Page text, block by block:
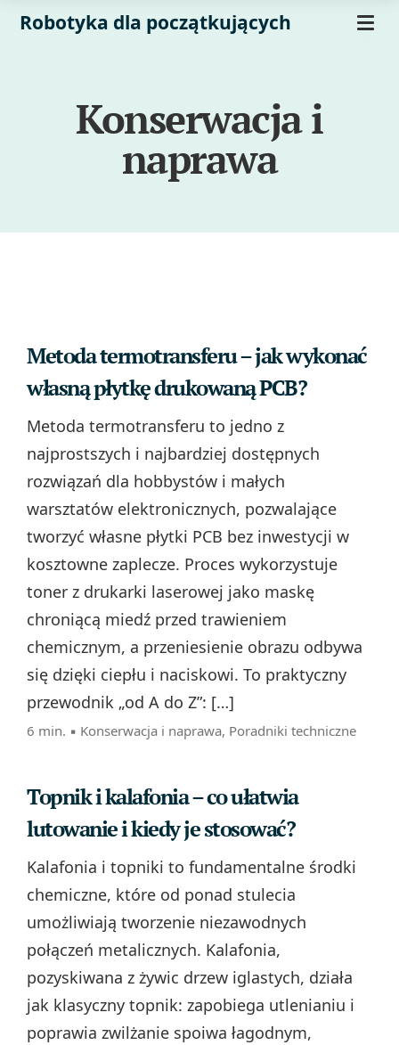
Robotyka dla początkujących
Konserwacja i
naprawa
Metoda termotransferu – jak wykonać
własną płytkę drukowaną PCB?
Metoda termotransferu to jedno z
najprostszych i najbardziej dostępnych
rozwiązań dla hobbystów i małych
warsztatów elektronicznych, pozwalające
tworzyć własne płytki PCB bez inwestycji w
kosztowne zaplecze. Proces wykorzystuje
toner z drukarki laserowej jako maskę
chroniącą miedź przed trawieniem
chemicznym, a przeniesienie obrazu odbywa
się dzięki ciepłu i naciskowi. To praktyczny
przewodnik „od A do Z”: […]
6 min. ▪ Konserwacja i naprawa, Poradniki techniczne
Topnik i kalafonia – co ułatwia
lutowanie i kiedy je stosować?
Kalafonia i topniki to fundamentalne środki
chemiczne, które od ponad stulecia
umożliwiają tworzenie niezawodnych
połączeń metalicznych. Kalafonia,
pozyskiwana z żywic drzew iglastych, działa
jak klasyczny topnik: zapobiega utlenianiu i
poprawia zwilżanie spoiwa łagodnym,